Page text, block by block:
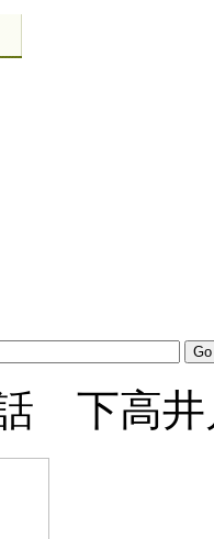
下高井